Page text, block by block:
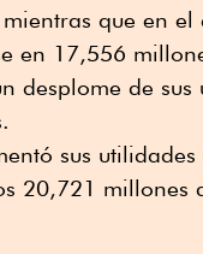
que en
en 17,556
desplome de
sus
20,721 millones